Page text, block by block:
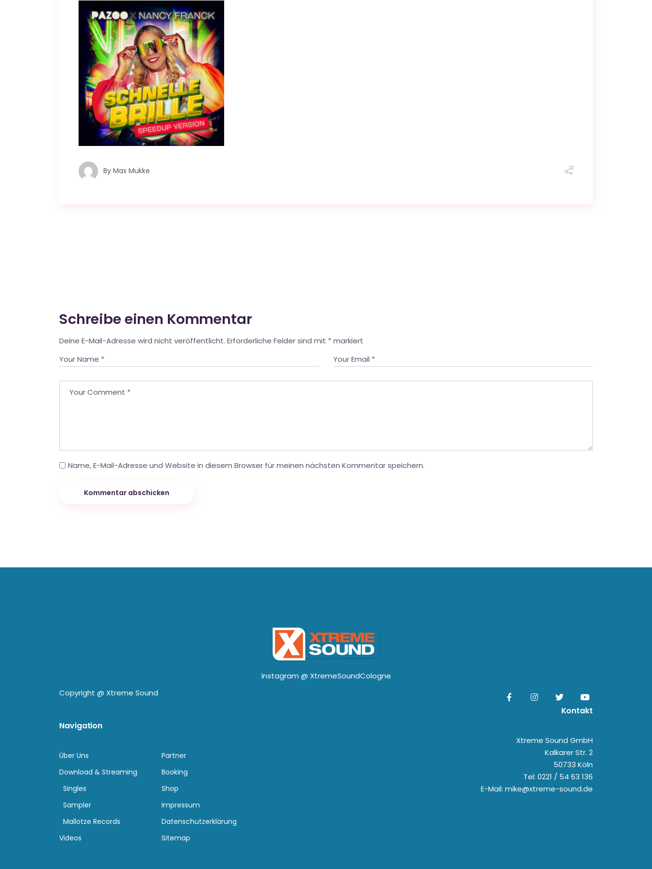
By Max Mukke
Schreibe einen Kommentar
Deine E-Mail-Adresse wird nicht veröffentlicht. Erforderliche Felder sind mit * markiert
Name, E-Mail-Adresse und Website in diesem Browser für meinen nächsten Kommentar speichern.
Kommentar abschicken
Instagram @ XtremeSoundCologne
Copyright @ Xtreme Sound
Navigation
Über Uns
Download & Streaming
Singles
Sampler
Mallotze Records
Videos
Partner
Booking
Shop
Impressum
Datenschutzerklärung
Sitemap
Kontakt
Xtreme Sound GmbH
Kalkarer Str. 2
50733 Köln
Tel: 0221 / 54 63 136
E-Mail: mike@xtreme-sound.de